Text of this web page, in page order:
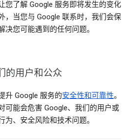
您了解 Google 服务即将发生的变化
，当您与 Google 联系时，我们会保
决您可能遇到的任何问题。
的用户和公众
升 Google 服务的安全性和可靠性。
可能会危害 Google、我们的用户或
为、安全风险和技术问题。